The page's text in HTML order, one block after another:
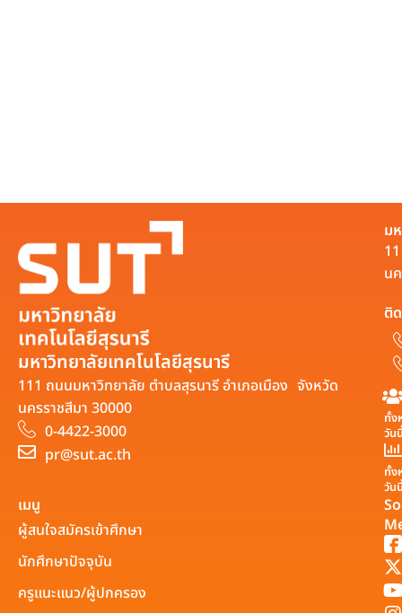
มหาวิทยาลัยเทคโนโลยีสุรนารี
111 ถนนมหาวิทยาลัย ตำบลสุรนารี อำเภอเมือง จังหวัด
นครราชสีมา 30000
0-4422-3000
pr@sut.ac.th
ม
น
ติ
ทั้ง
วัน
ทั้ง
วัน
เมนู
ผู้สนใจสมัครเข้าศึกษา
นักศึกษาปัจจุบัน
ครูแนะแนว/ผู้ปกครอง